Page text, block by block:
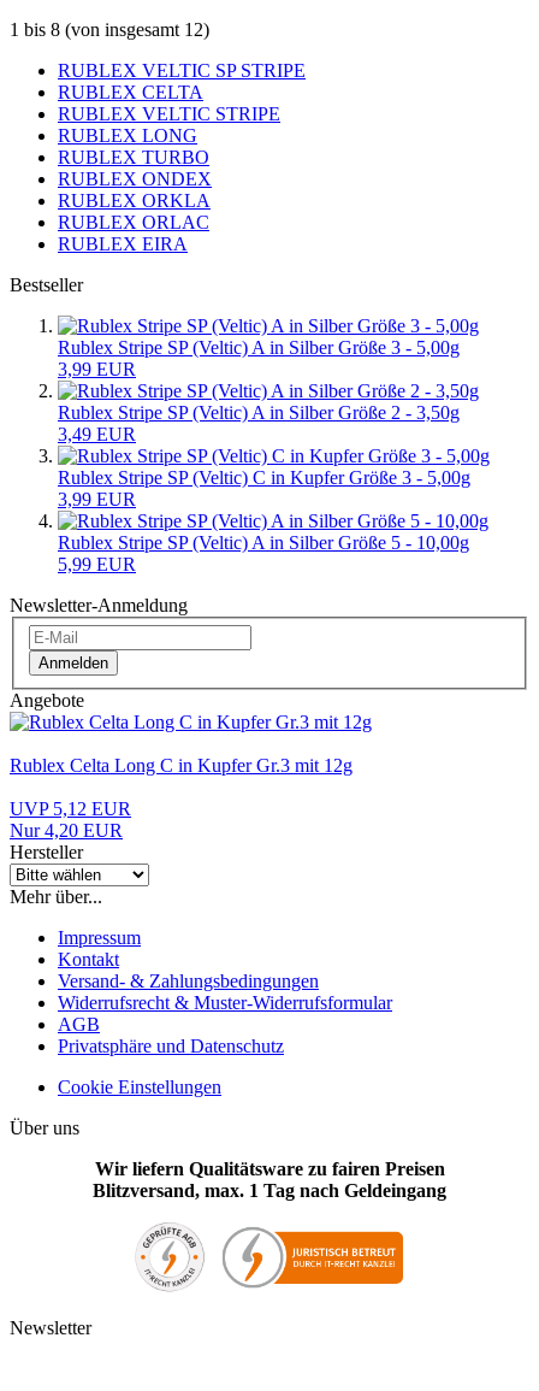
1 bis 8 (von insgesamt 12)
RUBLEX VELTIC SP STRIPE
RUBLEX CELTA
RUBLEX VELTIC STRIPE
RUBLEX LONG
RUBLEX TURBO
RUBLEX ONDEX
RUBLEX ORKLA
RUBLEX ORLAC
RUBLEX EIRA
Bestseller
Rublex Stripe SP (Veltic) A in Silber Größe 3 - 5,00g
3,99 EUR
Rublex Stripe SP (Veltic) A in Silber Größe 2 - 3,50g
3,49 EUR
Rublex Stripe SP (Veltic) C in Kupfer Größe 3 - 5,00g
3,99 EUR
Rublex Stripe SP (Veltic) A in Silber Größe 5 - 10,00g
5,99 EUR
Newsletter-Anmeldung
Anmelden
Angebote
Rublex Celta Long C in Kupfer Gr.3 mit 12g
UVP 5,12 EUR
Nur 4,20 EUR
Hersteller
Mehr über...
Impressum
Kontakt
Versand- & Zahlungsbedingungen
Widerrufsrecht & Muster-Widerrufsformular
AGB
Privatsphäre und Datenschutz
Cookie Einstellungen
Über uns
Wir liefern Qualitätsware zu fairen Preisen
Blitzversand, max. 1 Tag nach Geldeingang
Newsletter